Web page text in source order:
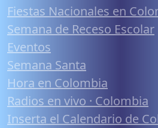
Fiestas Nacionales en
Semana de Receso Escolar
Eventos
Semana Santa
Hora en Colombia
Radios en vivo · Colombia
Inserta el Calendario de